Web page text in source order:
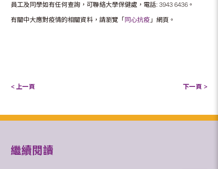
員工及同學如有任何查詢，可聯絡大學保健處，電話: 3943 6436。
有關中大應對疫情的相關資料，請瀏覽「同心抗疫 」網頁。
< 上一頁 下一頁 >
繼續閱讀